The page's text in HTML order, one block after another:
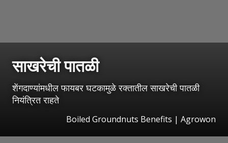
साखरेची पातळी
शेंगदाण्यांमधील फायबर घटकामुळे रक्तातील साखरेची पातळी
नियंत्रित राहते
Boiled Groundnuts Benefits | Agrowon